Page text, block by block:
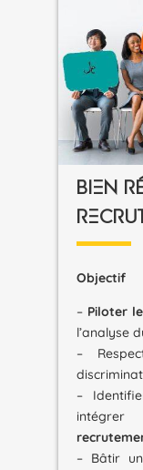
BIEN
Objectif
– Piloter
l’analyse
–
–
– Bâtir